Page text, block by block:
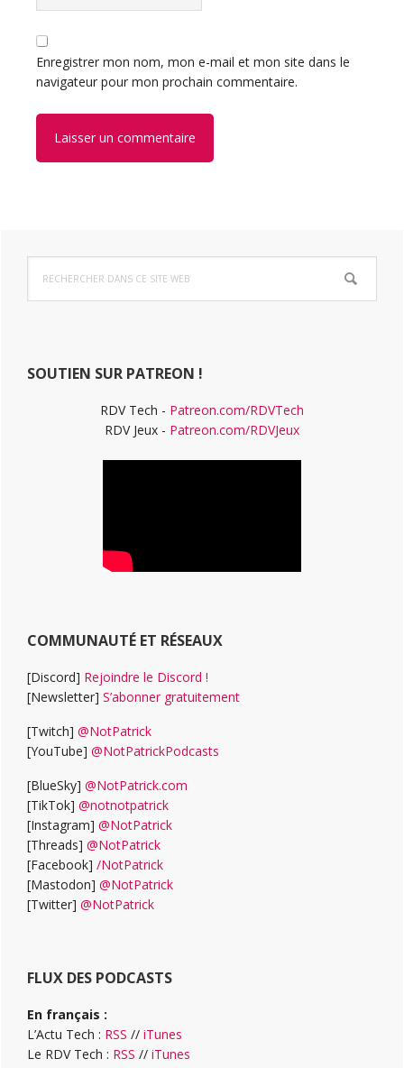
Enregistrer mon nom, mon e-mail et mon site dans le
navigateur pour mon prochain commentaire.
Barre
latérale
dans
ce
SOUTIEN SUR PATREON !
RDV Tech - Patreon.com/RDVTech
RDV Jeux - Patreon.com/RDVJeux
COMMUNAUTÉ ET RÉSEAUX
[Discord] Rejoindre le Discord !
[Newsletter] S’abonner gratuitement
[Twitch] @NotPatrick
[YouTube] @NotPatrickPodcasts
[BlueSky] @NotPatrick.com
[TikTok] @notnotpatrick
[Instagram] @NotPatrick
[Threads] @NotPatrick
[Facebook] /NotPatrick
[Mastodon] @NotPatrick
[Twitter] @NotPatrick
FLUX DES PODCASTS
En français :
L’Actu Tech : RSS // iTunes
Le RDV Tech : RSS // iTunes